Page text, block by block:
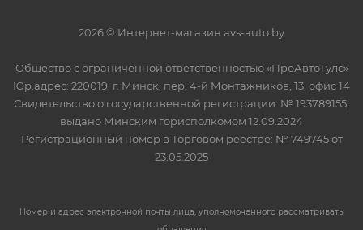
2026 © Интернет-магазин avs-auto.by
Общество с ограниченной ответственностью «ПроАвтоТулс»
Юр.адрес: 220019, г. Минск, пер. 4-й Монтажников, 13, офис 14
Свидетельство о государственной регистрации: № 193789155,
выдано Минским горисполкомом 12.09.2024
Регистрационный номер в Торговом реестре: № 749745 от
23.05.2025
Номер и адрес электронной почты лица, уполномоченного рассматривать